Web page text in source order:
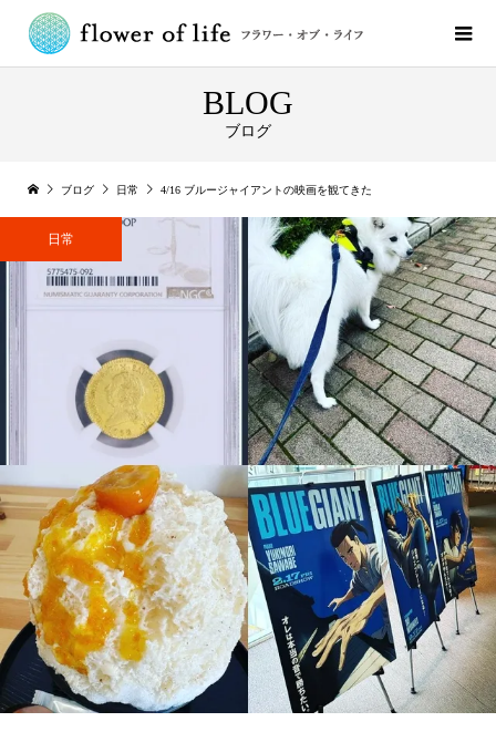
BLOG
ブログ
ブログ 日常 4/16 ブルージャイアントの映画を観てきた
日常